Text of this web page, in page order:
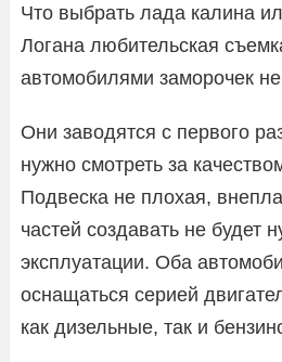
Что выбрать лада калина
Логана любительская
автомобилями заморочек
Они заводятся с первого
нужно смотреть за
Подвеска не плохая,
частей создавать не будет
эксплуатации. Оба
оснащаться серией
как дизельные, так и